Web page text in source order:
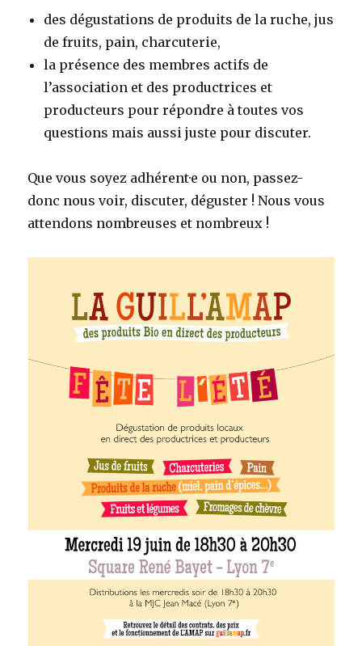
des dégustations de produits de la ruche, jus
de fruits, pain, charcuterie,
la présence des membres actifs de
l’association et des productrices et
producteurs pour répondre à toutes vos
questions mais aussi juste pour discuter.
Que vous soyez adhérent·e ou non, passez-
donc nous voir, discuter, déguster ! Nous vous
attendons nombreuses et nombreux !